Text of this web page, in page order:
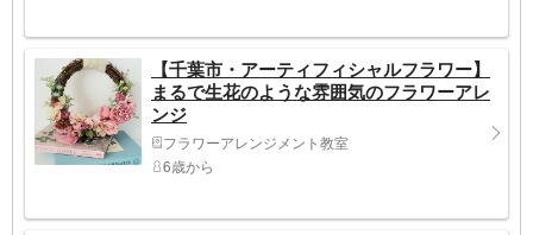
【千葉市・アーティフィシャルフラワー】
まるで生花のような雰囲気のフラワーアレ
ンジ
フラワーアレンジメント教室
6歳から